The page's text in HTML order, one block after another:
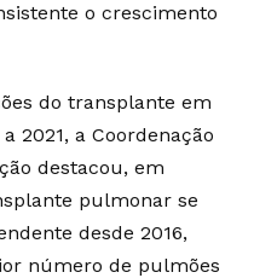
o crescimento
do transplante em
2021, a Coordenação
destacou, em
pulmonar se
desde 2016,
número de pulmões